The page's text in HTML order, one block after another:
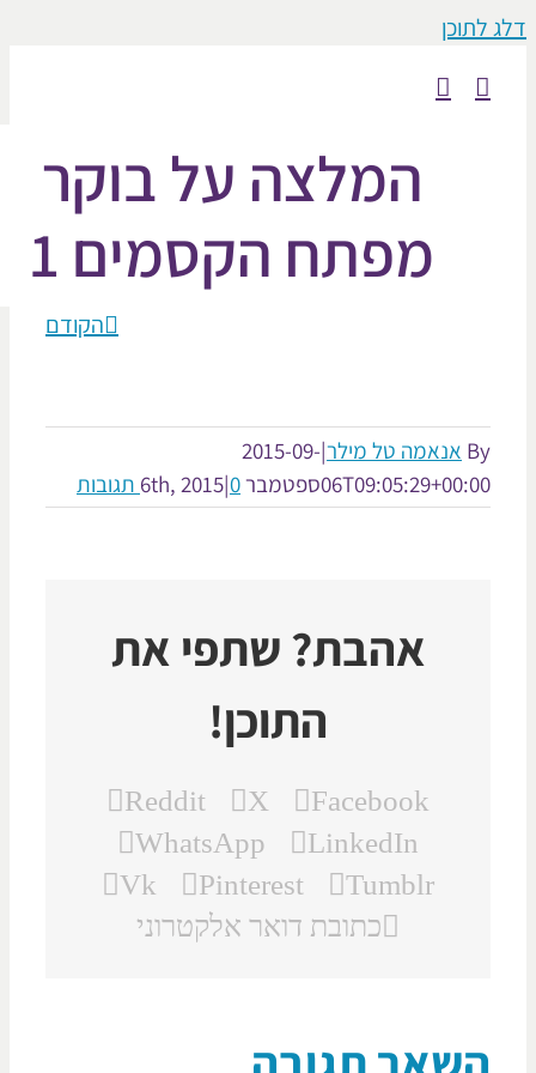
המלצה על בוקר
מפתח הקסמים 1
הקודם
אנאמה טל מילר|
2015-09-
ספטמבר 6th, 2015 |0 תגובות
אהבת? שתפי את
התוכן!
Facebook
X
Reddit
LinkedIn
WhatsApp
Tumblr
Pinterest
Vk
כתובת דואר אלקטרוני